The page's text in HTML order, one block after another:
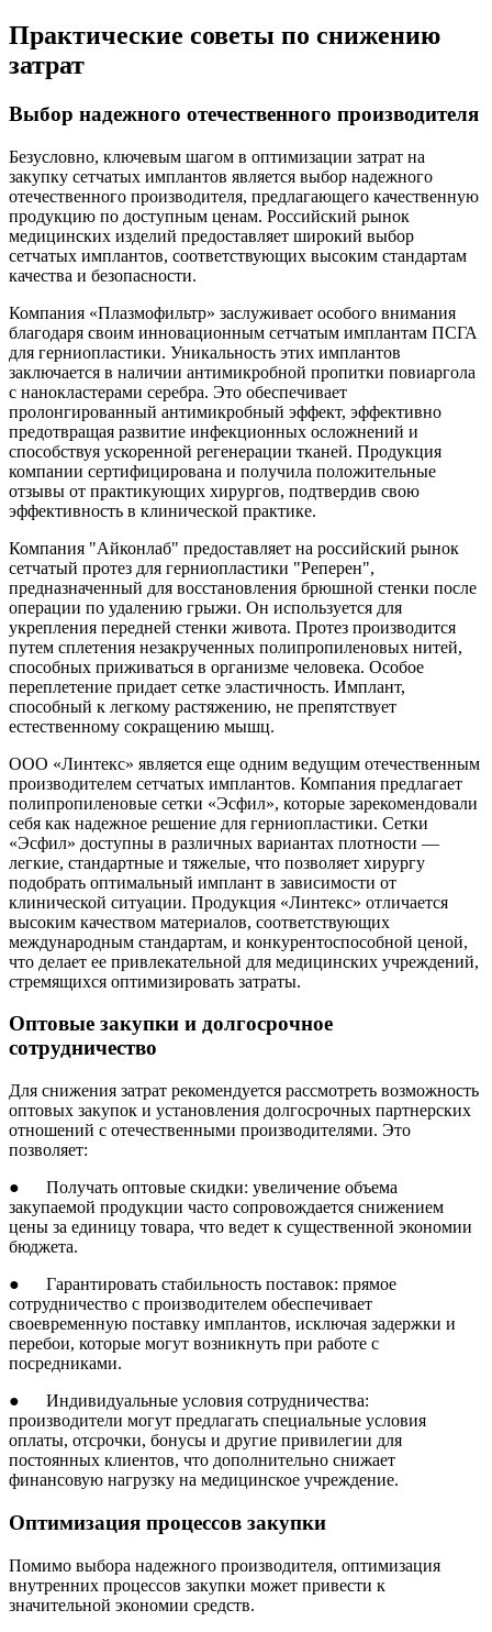
Практические советы по снижению
затрат
Выбор надежного отечественного производителя
Безусловно, ключевым шагом в оптимизации затрат на
закупку сетчатых имплантов является выбор надежного
отечественного производителя, предлагающего качественную
продукцию по доступным ценам. Российский рынок
медицинских изделий предоставляет широкий выбор
сетчатых имплантов, соответствующих высоким стандартам
качества и безопасности.
Компания «Плазмофильтр» заслуживает особого внимания
благодаря своим инновационным сетчатым имплантам ПСГА
для герниопластики. Уникальность этих имплантов
заключается в наличии антимикробной пропитки повиаргола
с нанокластерами серебра. Это обеспечивает
пролонгированный антимикробный эффект, эффективно
предотвращая развитие инфекционных осложнений и
способствуя ускоренной регенерации тканей. Продукция
компании сертифицирована и получила положительные
отзывы от практикующих хирургов, подтвердив свою
эффективность в клинической практике.
Компания "Айконлаб" предоставляет на российский рынок
сетчатый протез для герниопластики "Реперен",
предназначенный для восстановления брюшной стенки после
операции по удалению грыжи. Он используется для
укрепления передней стенки живота. Протез производится
путем сплетения незакрученных полипропиленовых нитей,
способных приживаться в организме человека. Особое
переплетение придает сетке эластичность. Имплант,
способный к легкому растяжению, не препятствует
естественному сокращению мышц.
ООО «Линтекс» является еще одним ведущим отечественным
производителем сетчатых имплантов. Компания предлагает
полипропиленовые сетки «Эсфил», которые зарекомендовали
себя как надежное решение для герниопластики. Сетки
«Эсфил» доступны в различных вариантах плотности —
легкие, стандартные и тяжелые, что позволяет хирургу
подобрать оптимальный имплант в зависимости от
клинической ситуации. Продукция «Линтекс» отличается
высоким качеством материалов, соответствующих
международным стандартам, и конкурентоспособной ценой,
что делает ее привлекательной для медицинских учреждений,
стремящихся оптимизировать затраты.
Оптовые закупки и долгосрочное
сотрудничество
Для снижения затрат рекомендуется рассмотреть возможность
оптовых закупок и установления долгосрочных партнерских
отношений с отечественными производителями. Это
позволяет:
● Получать оптовые скидки: увеличение объема
закупаемой продукции часто сопровождается снижением
цены за единицу товара, что ведет к существенной экономии
бюджета.
● Гарантировать стабильность поставок: прямое
сотрудничество с производителем обеспечивает
своевременную поставку имплантов, исключая задержки и
перебои, которые могут возникнуть при работе с
посредниками.
● Индивидуальные условия сотрудничества:
производители могут предлагать специальные условия
оплаты, отсрочки, бонусы и другие привилегии для
постоянных клиентов, что дополнительно снижает
финансовую нагрузку на медицинское учреждение.
Оптимизация процессов закупки
Помимо выбора надежного производителя, оптимизация
внутренних процессов закупки может привести к
значительной экономии средств.